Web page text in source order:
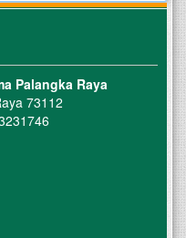
Palangka Raya
73112